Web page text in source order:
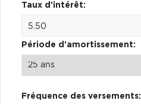
Taux d'intérêt:
Période d'amortissement:
Fréquence des versements: